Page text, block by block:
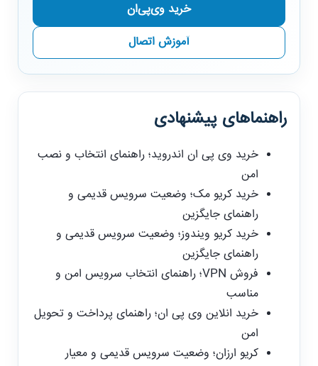
خرید وی‌پی‌ان
آموزش اتصال
راهنماهای پیشنهادی
خرید وی پی ان اندروید؛ راهنمای انتخاب و نصب
امن
خرید کریو مک؛ وضعیت سرویس قدیمی و
راهنمای جایگزین
خرید کریو ویندوز؛ وضعیت سرویس قدیمی و
راهنمای جایگزین
فروش VPN؛ راهنمای انتخاب سرویس امن و
مناسب
خرید انلاین وی پی ان؛ راهنمای پرداخت و تحویل
امن
کریو ارزان؛ وضعیت سرویس قدیمی و معیار